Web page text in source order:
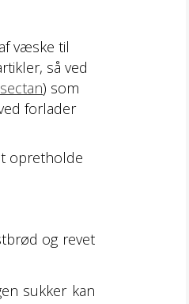
væske til
så ved
) som
forlader
opretholde
og revet
sukker kan